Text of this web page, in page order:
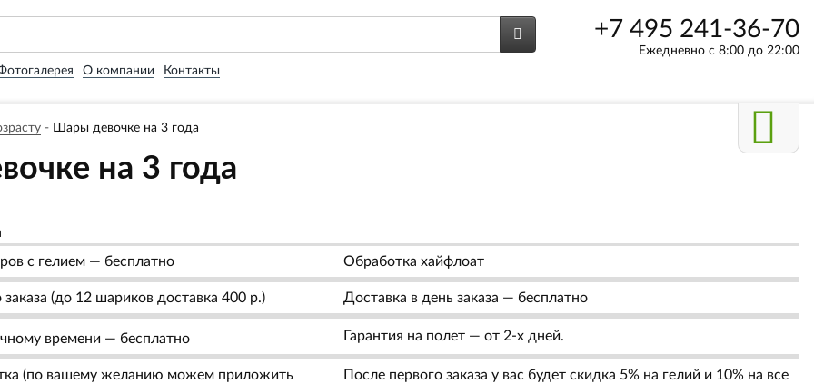
О компании Контакты
+7 495 241-36-70
Ежедневно с 8:00 до 22:00
- Шары девочке на 3 года
на 3 года
с гелием — бесплатно
Обработка хайфлоат
(до 12 шариков доставка 400 р.) Доставка в день заказа — бесплатно
времени — бесплатно Гарантия на полет — от 2-х дней.
(по вашему желанию можем приложить
После первого заказа у вас будет скидка 5% на гелий и 10% на все